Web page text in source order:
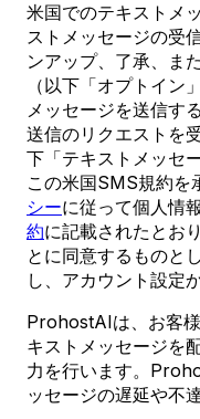
米国でのテキストメ
ストメッセージの受
ンアップ、了承、ま
（以下「オプトイ
メッセージを送信す
送信のリクエストを
下「テキストメッセ
この米国SMS規約を
シーに従って個人情
約に記載されたとお
とに同意するものと
し、アカウント設定
ProhostAIは、お客
キストメッセージを
力を行います。
ッセージの遅延や不